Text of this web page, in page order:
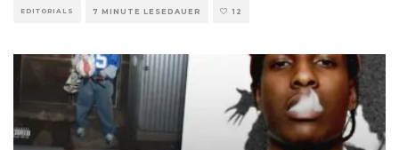
EDITORIALS 7 MINUTE LESEDAUER 12